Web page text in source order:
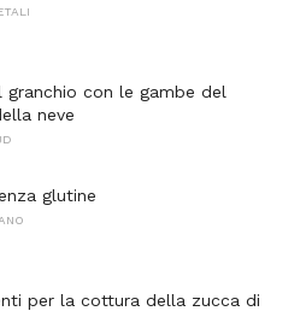
granchio con le gambe del
neve
glutine
per la cottura della zucca di